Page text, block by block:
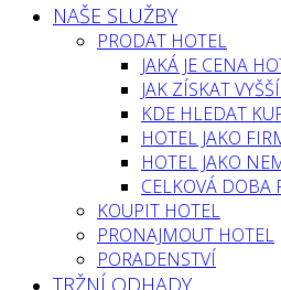
NAŠE SLUŽBY
PRODAT HOTEL
JAKÁ JE CENA
JAK ZÍSKAT
KDE HLEDAT
HOTEL JAKO
HOTEL JAKO
CELKOVÁ DOBA
KOUPIT HOTEL
PRONAJMOUT HOTEL
PORADENSTVÍ
TRŽNÍ ODHADY